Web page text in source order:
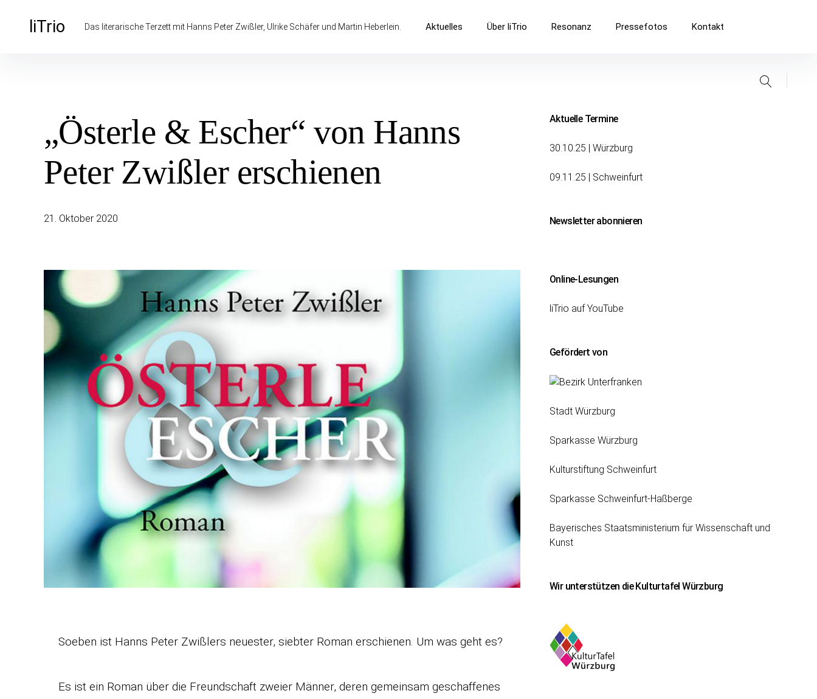
überspringen
liTrio Das literarische Terzett mit Hanns Peter Zwißler, Ulrike Schäfer und Martin Heberlein. Aktuelles Über liTrio Resonanz Pressefotos Kontakt
Suche
„Österle & Escher“ von Hanns
Peter Zwißler erschienen
21. Oktober 2020
Soeben ist Hanns Peter Zwißlers neuester, siebter Roman erschienen. Um was geht es?
Es ist ein Roman über die Freundschaft zweier Männer, deren gemeinsam geschaffenes
Aktuelle Termine
30.10.25 | Würzburg
09.11.25 | Schweinfurt
Newsletter abonnieren
Online-Lesungen
liTrio auf YouTube
Gefördert von
Stadt Würzburg
Sparkasse Würzburg
Kulturstiftung Schweinfurt
Sparkasse Schweinfurt-Haßberge
Bayerisches Staatsministerium für Wissenschaft und
Kunst
Wir unterstützen die Kulturtafel Würzburg